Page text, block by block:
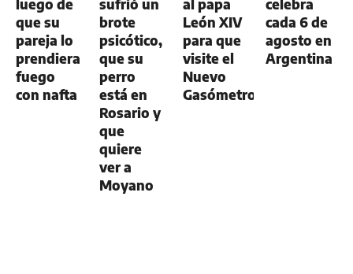
luego de
que su
pareja lo
prendiera
fuego
con nafta
sufrió un
brote
psicótico,
que su
perro
está en
Rosario y
que
quiere
ver a
Moyano
al papa
León XIV
para que
visite el
Nuevo
Gasómetro
celebra
cada 6 de
agosto en
Argentina